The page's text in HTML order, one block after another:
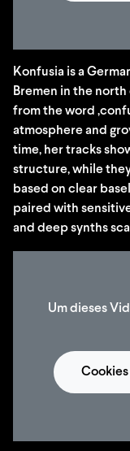
Konfusia is a
Bremen in the north
from the word
atmosphere and
time, her tracks
structure, while
based on clear
paired with
and deep synths
Um dieses